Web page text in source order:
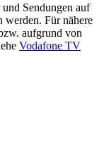
Sendungen auf
werden. Für nähere
aufgrund von
Vodafone TV